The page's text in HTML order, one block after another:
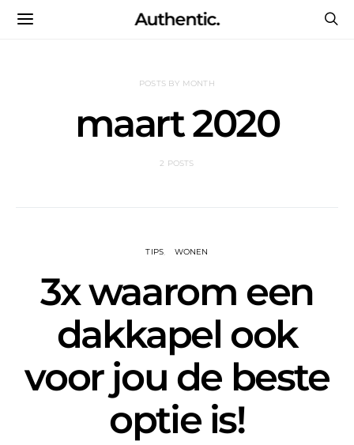
Authentic.
POSTS BY MONTH
maart 2020
2 POSTS
TIPS WONEN
3x waarom een
dakkapel ook
voor jou de beste
optie is!